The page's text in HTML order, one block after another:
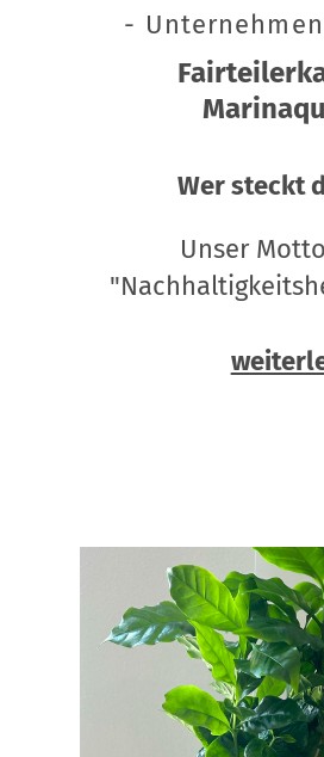
-
Wer steckt
Unser